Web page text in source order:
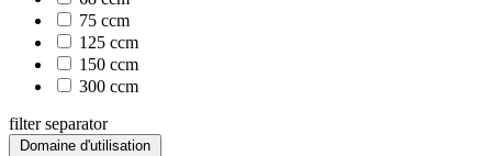
75 ccm
125 ccm
150 ccm
300 ccm
filter separator
Domaine d'utilisation